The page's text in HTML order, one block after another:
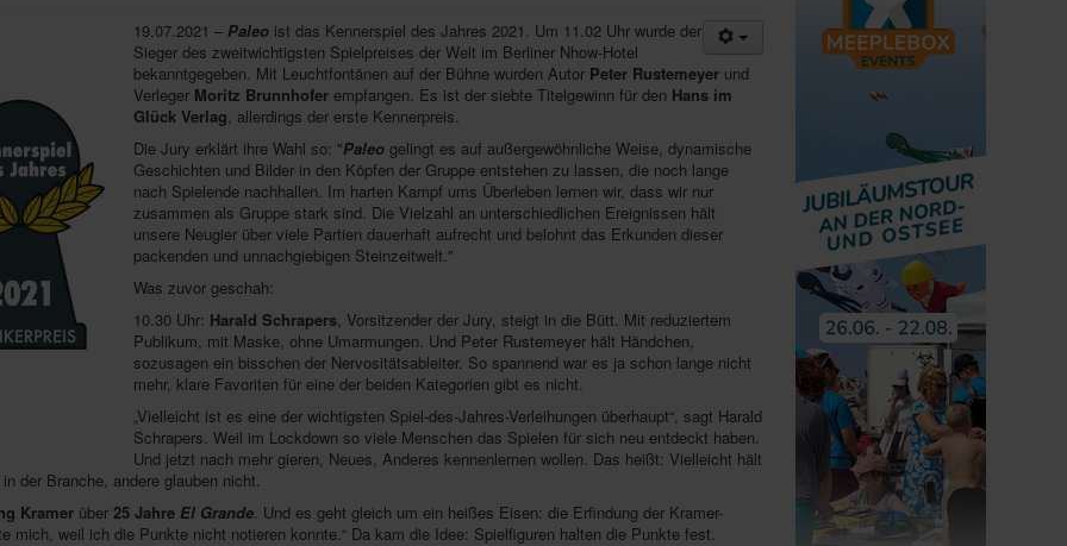
19.07.2021 – Paleo ist das Kennerspiel des Jahres 2021. Um 11.02 Uhr wurde der
Sieger des zweitwichtigsten Spielpreises der Welt im Berliner Nhow-Hotel
bekanntgegeben. Mit Leuchtfontänen auf der Bühne wurden Autor Peter Rustemeyer und
Verleger Moritz Brunnhofer empfangen. Es ist der siebte Titelgewinn für den Hans im
Glück Verlag, allerdings der erste Kennerpreis.
Die Jury erklärt ihre Wahl so: "Paleo gelingt es auf außergewöhnliche Weise, dynamische
Geschichten und Bilder in den Köpfen der Gruppe entstehen zu lassen, die noch lange
nach Spielende nachhallen. Im harten Kampf ums Überleben lernen wir, dass wir nur
zusammen als Gruppe stark sind. Die Vielzahl an unterschiedlichen Ereignissen hält
unsere Neugier über viele Partien dauerhaft aufrecht und belohnt das Erkunden dieser
packenden und unnachgiebigen Steinzeitwelt."
Was zuvor geschah:
10.30 Uhr: Harald Schrapers, Vorsitzender der Jury, steigt in die Bütt. Mit reduziertem
Publikum, mit Maske, ohne Umarmungen. Und Peter Rustemeyer hält Händchen,
sozusagen ein bisschen der Nervositätsableiter. So spannend war es ja schon lange nicht
mehr, klare Favoriten für eine der beiden Kategorien gibt es nicht.
„Vielleicht ist es eine der wichtigsten Spiel-des-Jahres-Verleihungen überhaupt“, sagt Harald
Schrapers. Weil im Lockdown so viele Menschen das Spielen für sich neu entdeckt haben.
Und jetzt nach mehr gieren, Neues, Anderes kennenlernen wollen. Das heißt: Vielleicht hält
der Branche, andere glauben nicht.
Kramer über 25 Jahre El Grande. Und es geht gleich um ein heißes Eisen: die Erfindung der Kramer-
mich, weil ich die Punkte nicht notieren konnte.“ Da kam die Idee: Spielfiguren halten die Punkte fest.